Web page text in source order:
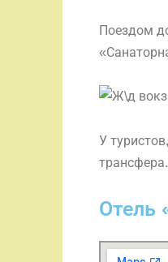
Поездом
У
трансфера.
Отель